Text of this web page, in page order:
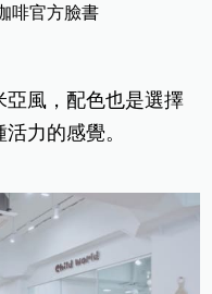
啡官方臉書
亞風，配色也是選擇
力的感覺。